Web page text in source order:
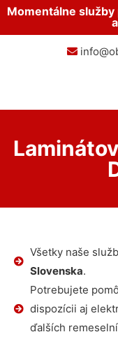
Momentálne
Všetky naše
Slovenska.
Potrebujete
dispozícii aj
ďalších